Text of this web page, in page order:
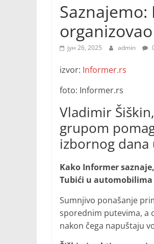
јун 26, 2025 admin
izvor: Informer.rs
foto: Informer.rs
Vladimir
grupom
izbornog dana
Kako Informer
Tubići u automobilima
Sumnjivo ponašanje
sporednim putevima, a
nakon čega napuštaju